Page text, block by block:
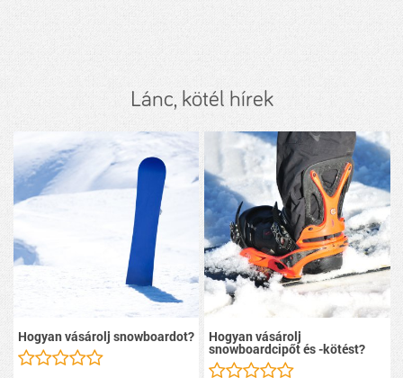
Lánc, kötél hírek
Hogyan vásárolj snowboardot? Hogyan vásárolj
snowboardcipőt és -kötést?